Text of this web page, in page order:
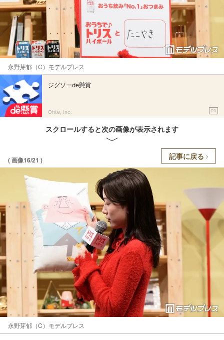
永野芽郁（C）モデルプレス
ジグソーde懸賞
Ohte, Inc. PR
スクロールすると次の画像が表示されます
( 画像16/21 ) 記事に戻る
永野芽郁（C）モデルプレス